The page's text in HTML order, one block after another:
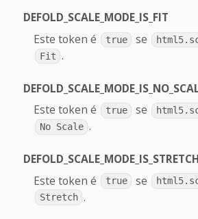
DEFOLD_SCALE_MODE_IS_FIT
Este token é
true se
Fit .
Este token é
true se
No Scale .
DEFOLD_SCALE_MODE_IS_STRETCH
Este token é
true se
Stretch .